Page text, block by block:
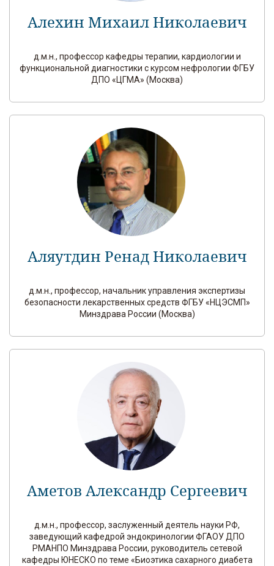
Алехин Михаил Николаевич
д.м.н., профессор кафедры терапии, кардиологии и
функциональной диагностики с курсом нефрологии ФГБУ
ДПО «ЦГМА» (Москва)
Аляутдин Ренад Николаевич
д.м.н., профессор, начальник управления экспертизы
безопасности лекарственных средств ФГБУ «НЦЭСМП»
Минздрава России (Москва)
Аметов Александр Сергеевич
д.м.н., профессор, заслуженный деятель науки РФ,
заведующий кафедрой эндокринологии ФГАОУ ДПО
РМАНПО Минздрава России, руководитель сетевой
кафедры ЮНЕСКО по теме «Биоэтика сахарного диабета